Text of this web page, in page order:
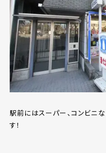
駅前にはスーパー、コンビニ
す！